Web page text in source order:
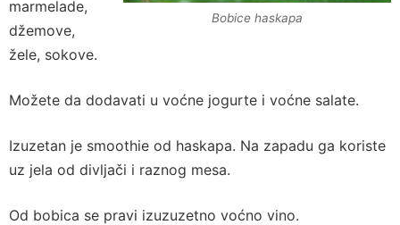
Bobice haskapa
marmelade,
džemove,
žele, sokove.
Možete da dodavati u voćne jogurte i voćne salate.
Izuzetan je smoothie od haskapa. Na zapadu ga koriste
uz jela od divljači i raznog mesa.
Od bobica se pravi izuzuzetno voćno vino.